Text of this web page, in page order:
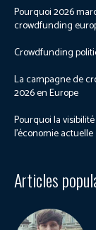
Pourquoi 2026
crowdfunding
Crowdfunding
La campagne de
2026 en Europe
Pourquoi la
l’économie actuelle
Articles